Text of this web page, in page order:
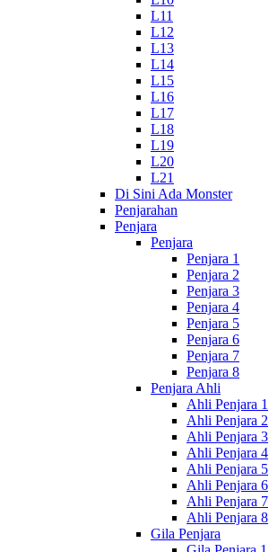
L11
L12
L13
L14
L15
L16
L17
L18
L19
L20
L21
Di Sini Ada Monster
Penjarahan
Penjara
Penjara
Penjara 1
Penjara 2
Penjara 3
Penjara 4
Penjara 5
Penjara 6
Penjara 7
Penjara 8
Penjara Ahli
Ahli Penjara 1
Ahli Penjara 2
Ahli Penjara 3
Ahli Penjara 4
Ahli Penjara 5
Ahli Penjara 6
Ahli Penjara 7
Ahli Penjara 8
Gila Penjara